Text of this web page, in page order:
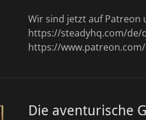
Wir sind jetzt auf Patreon
https://steadyhq.com/de/
https://
Die aventurische